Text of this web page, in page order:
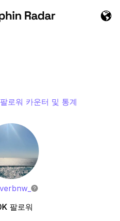
로워 카운터 및 통계
팔로워